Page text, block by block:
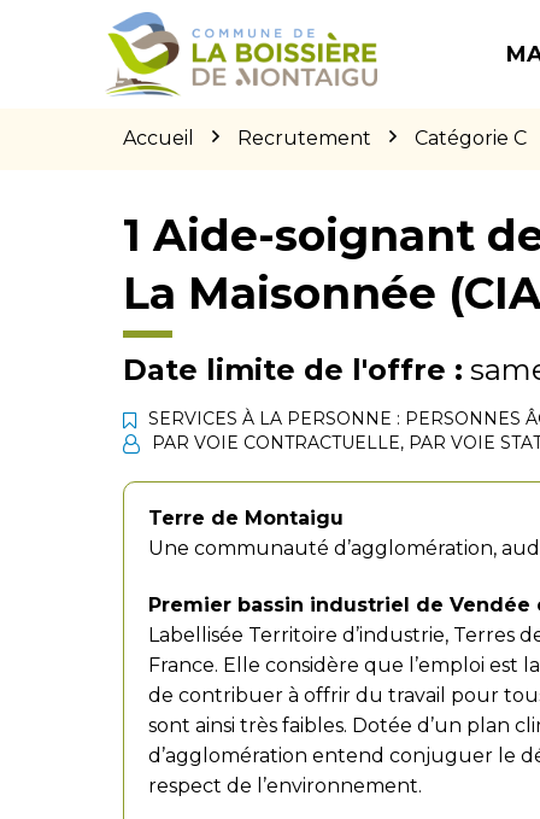
Gestion des traceurs
Accueil Recrutement Catégorie C
1 Aide-soignant
La Maisonnée
Date limite de l'offre :
SERVICES À LA PERSONNE : PERSONNES
PAR VOIE CONTRACTUELLE, PAR VOIE
Terre de Montaigu
Une communauté d’agglomération,
Premier bassin industriel de
Labellisée Territoire d’industrie, Terres
France. Elle considère que l’emploi est
de contribuer à offrir du travail pour
sont ainsi très faibles. Dotée d’un plan
d’agglomération entend conjuguer le
respect de l’environnement.